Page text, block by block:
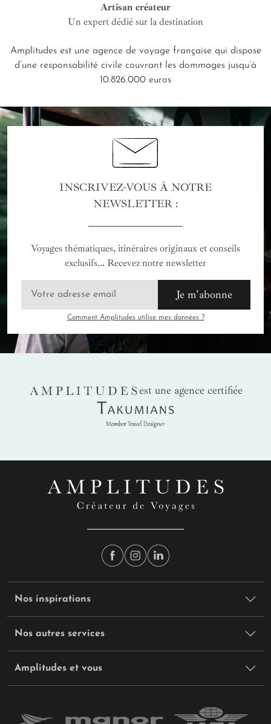
Artisan créateur
Un expert dédié sur la destination
Amplitudes est une agence de voyage française qui dispose
d’une responsabilité civile couvrant les dommages jusqu’à
10.826.000 euros
INSCRIVEZ-VOUS À NOTRE
NEWSLETTER :
Voyages thématiques, itinéraires originaux et conseils
exclusifs... Recevez notre newsletter
Je m'abonne
Comment Amplitudes utilise mes données ?
AMPLITUDES
est une agence certifiée
Takumians
Nos inspirations
Nos autres services
Amplitudes et vous